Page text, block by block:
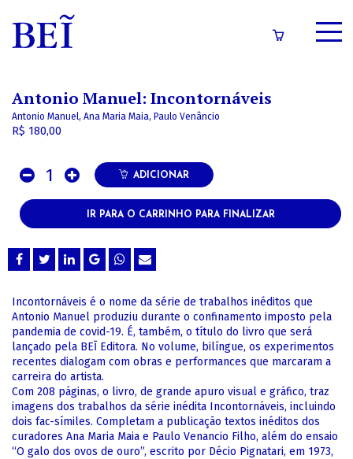
CATÁLOGO
IMPRENSA
Antonio Manuel: Incontornáveis
Antonio Manuel, Ana Maria Maia, Paulo Venâncio
R$ 180,00
1 ADICIONAR
IR PARA O CARRINHO PARA FINALIZAR
Incontornáveis é o nome da série de trabalhos inéditos que
Antonio Manuel produziu durante o confinamento imposto pela
pandemia de covid-19. É, também, o título do livro que será
lançado pela BEĨ Editora. No volume, bilíngue, os experimentos
recentes dialogam com obras e performances que marcaram a
carreira do artista.
Com 208 páginas, o livro, de grande apuro visual e gráfico, traz
imagens dos trabalhos da série inédita Incontornáveis, incluindo
dois fac-símiles. Completam a publicação textos inéditos dos
curadores Ana Maria Maia e Paulo Venancio Filho, além do ensaio
“O galo dos ovos de ouro”, escrito por Décio Pignatari, em 1973,